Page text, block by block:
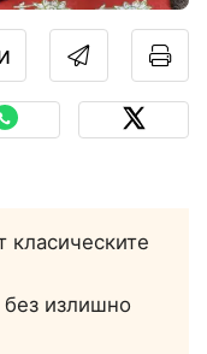
класическите
без излишно